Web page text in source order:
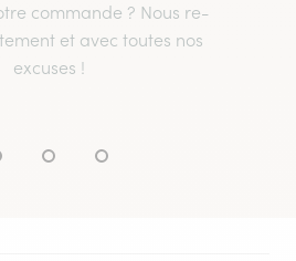
commande ? Nous re-
et avec toutes nos
excuses !